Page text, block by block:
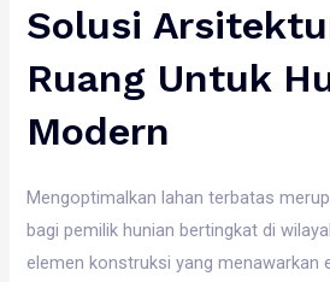
Solusi
Ruang Untuk
Modern
Mengoptimalkan lahan terbatas
bagi pemilik hunian bertingkat di
elemen konstruksi yang menawarkan